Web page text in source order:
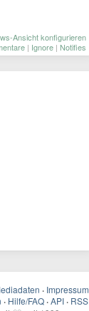
Ansicht konfigurieren
| Ignore | Notifies
· Impressum
· Hilfe/FAQ · API · RSS